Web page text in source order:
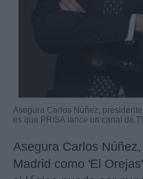
Asegura Carlos Núñez,
es que PRISA lance un canal de
Asegura Carlos
Madrid como 'El